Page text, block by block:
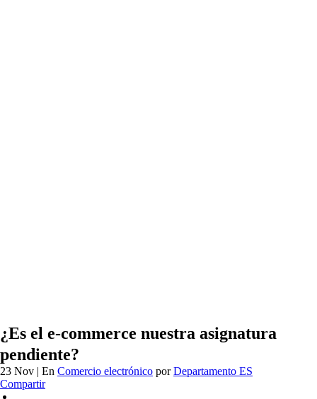
¿Es el e-commerce nuestra asignatura
pendiente?
23 Nov | En Comercio electrónico porDepartamento ES
Compartir